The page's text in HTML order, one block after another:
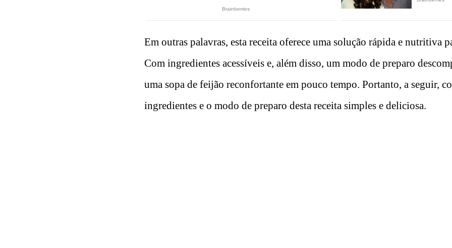
Em outras palavras, esta receita oferece uma solução rápida e nutritiva
Com ingredientes acessíveis e, além disso, um modo de preparo
uma sopa de feijão reconfortante em pouco tempo. Portanto, a seguir,
ingredientes e o modo de preparo desta receita simples e deliciosa.